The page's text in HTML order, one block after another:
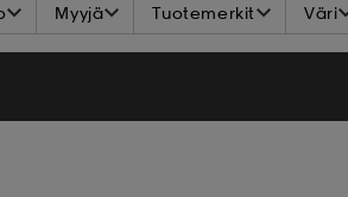
Myyjä Tuotemerkit Väri